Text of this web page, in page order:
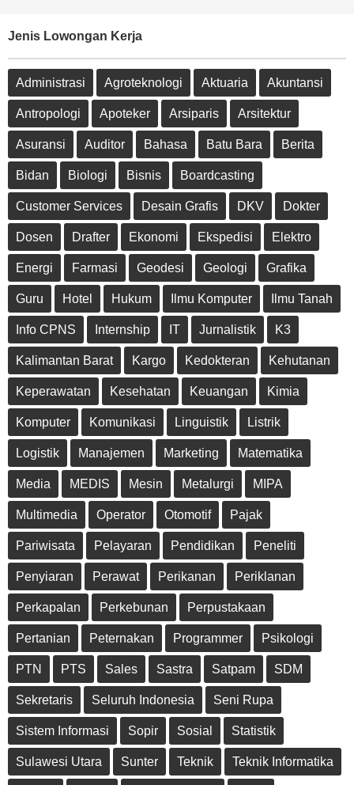
Jenis Lowongan Kerja
Administrasi Agroteknologi Aktuaria Akuntansi
Antropologi Apoteker Arsiparis Arsitektur
Asuransi Auditor Bahasa Batu Bara Berita
Bidan Biologi Bisnis Boardcasting
Customer Services Desain Grafis DKV Dokter
Dosen Drafter Ekonomi Ekspedisi Elektro
Energi Farmasi Geodesi Geologi Grafika
Guru Hotel Hukum Ilmu Komputer Ilmu Tanah
Info CPNS Internship IT Jurnalistik K3
Kalimantan Barat Kargo Kedokteran Kehutanan
Keperawatan Kesehatan Keuangan Kimia
Komputer Komunikasi Linguistik Listrik
Logistik Manajemen Marketing Matematika
Media MEDIS Mesin Metalurgi MIPA
Multimedia Operator Otomotif Pajak
Pariwisata Pelayaran Pendidikan Peneliti
Penyiaran Perawat Perikanan Periklanan
Perkapalan Perkebunan Perpustakaan
Pertanian Peternakan Programmer Psikologi
PTN PTS Sales Sastra Satpam SDM
Sekretaris Seluruh Indonesia Seni Rupa
Sistem Informasi Sopir Sosial Statistik
Sulawesi Utara Sunter Teknik Teknik Informatika